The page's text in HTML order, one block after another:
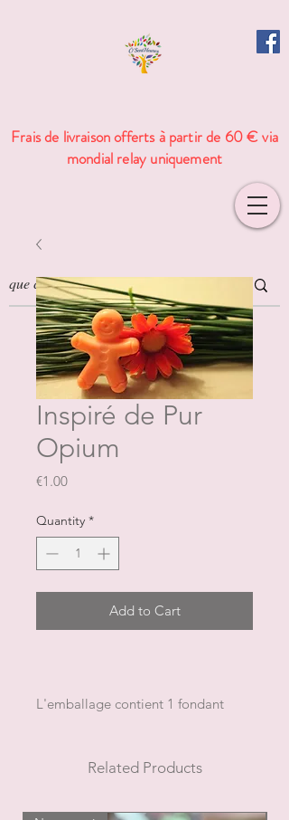
Frais de livraison offerts à partir de 60 € via
mondial relay uniquement
Inspiré de Pur
Opium
€1.00Price
Quantity *
Add to Cart
L'emballage contient 1 fondant
NB: la forme et la couleur peuvent
Related Products